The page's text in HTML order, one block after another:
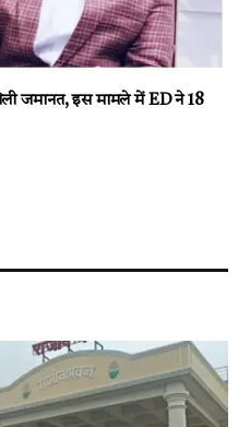
जमानत, इस मामले में ED ने 18